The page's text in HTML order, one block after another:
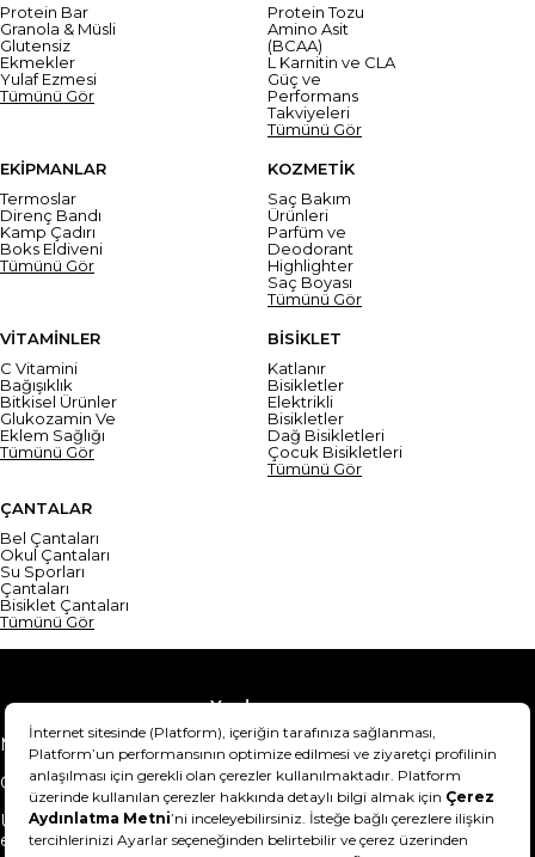
Protein Bar
Granola & Müsli
Glutensiz
Ekmekler
Yulaf Ezmesi
Tümünü Gör
Protein Tozu
Amino Asit
(BCAA)
L Karnitin ve CLA
Güç ve
Performans
Takviyeleri
Tümünü Gör
EKİPMANLAR
Termoslar
Direnç Bandı
Kamp Çadırı
Boks Eldiveni
Tümünü Gör
KOZMETİK
Saç Bakım
Ürünleri
Parfüm ve
Deodorant
Highlighter
Saç Boyası
Tümünü Gör
VİTAMİNLER
C Vitamini
Bağışıklık
Bitkisel Ürünler
Glukozamin Ve
Eklem Sağlığı
Tümünü Gör
BİSİKLET
Katlanır
Bisikletler
Elektrikli
Bisikletler
Dağ Bisikletleri
Çocuk Bisikletleri
Tümünü Gör
ÇANTALAR
Bel Çantaları
Okul Çantaları
Su Sporları
Çantaları
Bisiklet Çantaları
Tümünü Gör
Yardım
Mesafeli Satış Sözleşmesi
Teslimat Bilgisi
Gizlilik Sözleşmesi
Şartlar & Koşullar
Ürünümü nasıl iade
edebilirim?
Hakkımızda